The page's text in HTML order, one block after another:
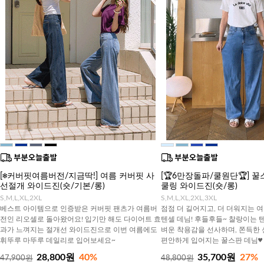
[❄️커버핏여름버전/지금딱!] 여름 커버핏 사
선절개 와이드진(숏/기본/롱)
S,M,L,XL,2XL
베스트 아이템으로 인증받은 커버핏 팬츠가 여름버
전인 리오셀로 돌아왔어요! 입기만 해도 다이어트 효
과가 느껴지는 절개선 와이드진으로 이번 여름에도
휘뚜루 마뚜루 데일리로 입어보세요~
47,900원 28,800원 40%
[🏆6만장돌파/쿨원단🏆] 꿀
쿨링 와이드진(숏/롱)
S,M,L,XL,2XL,3XL
점점 더 길어지고, 더 더워지는
텐셀 데님! 후들후들~ 찰랑이는
벼운 착용감을 선사하며, 쫀득한
편안하게 입어지는 꿀스판 데님♥
48,800원 35,700원 27%